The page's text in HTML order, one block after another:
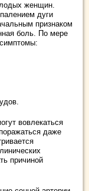
женщин.
дуги
признаком
боль. По мере
вовлекаться
даже
причиной